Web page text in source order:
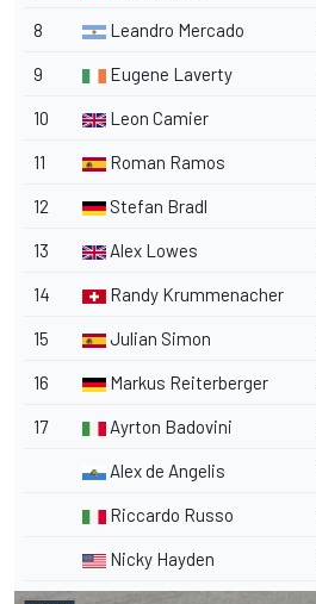
8 Leandro Mercado
9 Eugene Laverty
10 Leon Camier
11 Roman Ramos
12 Stefan Bradl
13 Alex Lowes
14 Randy Krummenacher
15 Julian Simon
16 Markus Reiterberger
17 Ayrton Badovini
Alex de Angelis
Riccardo Russo
Nicky Hayden